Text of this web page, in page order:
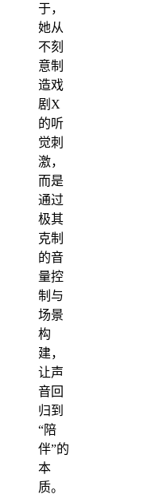
于，
她从
不刻
意制
造戏
剧X
的听
觉刺
激，
而是
通过
极其
克制
的音
量控
制与
场景
构
建，
让声
音回
归到
“陪
伴”的
本
质。